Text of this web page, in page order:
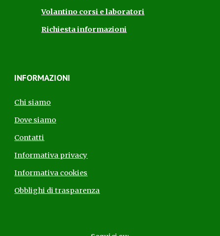
Volantino corsi e laboratori
Richiesta informazioni
INFORMAZIONI
Chi siamo
Dove siamo
Contatti
Informativa privacy
Informativa cookies
Obblighi di trasparenza